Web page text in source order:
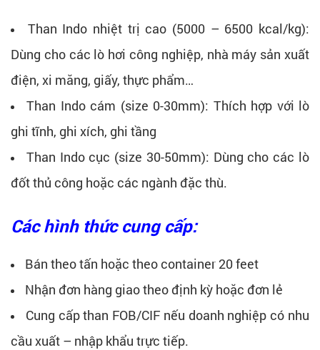
Than Indo nhiệt trị cao (5000 – 6500 kcal/kg):
Dùng cho các lò hơi công nghiệp, nhà máy sản xuất
điện, xi măng, giấy, thực phẩm…
Than Indo cám (size 0-30mm): Thích hợp với lò
ghi tĩnh, ghi xích, ghi tầng
Than Indo cục (size 30-50mm): Dùng cho các lò
đốt thủ công hoặc các ngành đặc thù.
Các hình thức cung cấp:
Bán theo tấn hoặc theo container 20 feet
Nhận đơn hàng giao theo định kỳ hoặc đơn lẻ
Cung cấp than FOB/CIF nếu doanh nghiệp có nhu
cầu xuất – nhập khẩu trực tiếp.